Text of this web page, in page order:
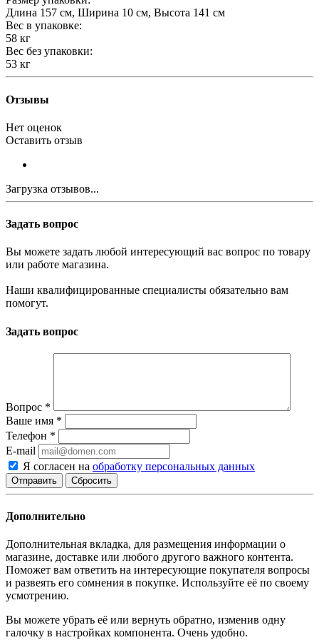
Длина 157 см, Ширина 10 см, Высота 141 см
Вес в упаковке:
58 кг
Вес без упаковки:
53 кг
Отзывы
Нет оценок
Оставить отзыв
Загрузка отзывов...
Задать вопрос
Вы можете задать любой интересующий вас вопрос по товару
или работе магазина.
Наши квалифицированные специалисты обязательно вам
помогут.
Задать вопрос
Вопрос *
Ваше имя *
Телефон *
E-mail
Я согласен на обработку персональных данных
Сбросить
Дополнительно
Дополнительная вкладка, для размещения информации о
магазине, доставке или любого другого важного контента.
Поможет вам ответить на интересующие покупателя вопросы
и развеять его сомнения в покупке. Используйте её по своему
усмотрению.
Вы можете убрать её или вернуть обратно, изменив одну
галочку в настройках компонента. Очень удобно.